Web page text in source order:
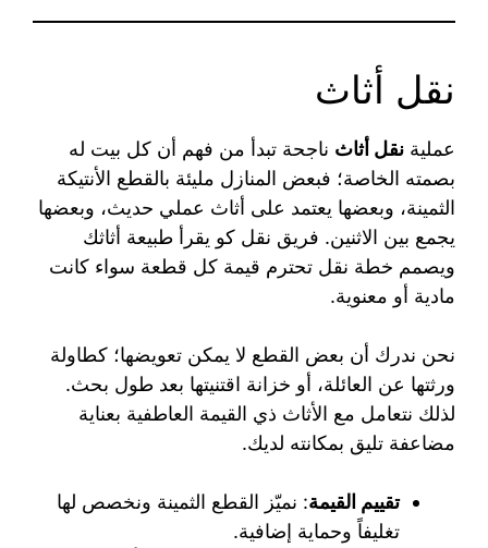
نقل أثاث
عملية نقل أثاث ناجحة تبدأ من فهم أن كل بيت له
بصمته الخاصة؛ فبعض المنازل مليئة بالقطع الأنتيكة
الثمينة، وبعضها يعتمد على أثاث عملي حديث، وبعضها
يجمع بين الاثنين. فريق نقل كو يقرأ طبيعة أثاثك
ويصمم خطة نقل تحترم قيمة كل قطعة سواء كانت
مادية أو معنوية.
نحن ندرك أن بعض القطع لا يمكن تعويضها؛ كطاولة
ورثتها عن العائلة، أو خزانة اقتنيتها بعد طول بحث.
لذلك نتعامل مع الأثاث ذي القيمة العاطفية بعناية
مضاعفة تليق بمكانته لديك.
تقييم القيمة: نميّز القطع الثمينة ونخصص لها
تغليفاً وحماية إضافية.